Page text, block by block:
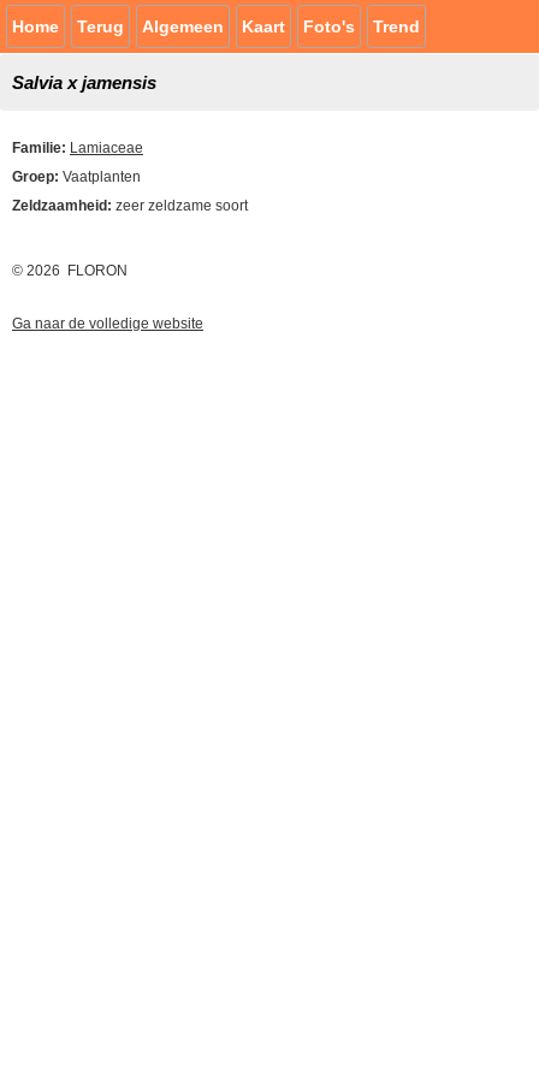
Home Terug Algemeen Kaart Foto's Trend
Salvia x jamensis
Familie: Lamiaceae
Groep: Vaatplanten
Zeldzaamheid: zeer zeldzame soort
© 2026 FLORON
Ga naar de volledige website